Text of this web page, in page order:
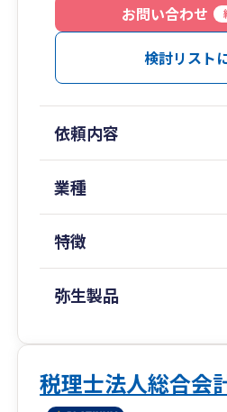
⑤対応は訪問、来所、
になります。記帳代行の有
調整することで顧問料の調
お問い合わせ
検討リスト
依頼内容
業種
特徴
弥生製品
税理士法人総合会